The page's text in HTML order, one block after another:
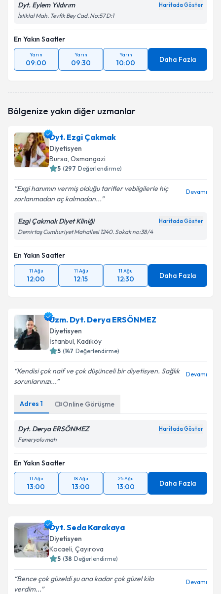
Dyt. Eylem Yıldırım Haritada Göster
İstiklal Mah. Tevfik Bey Cad. No:57 D:1
En Yakın Saatler
Yarın
09:00
Yarın
09:30
Yarın
10:00 Daha Fazla
Bölgenize yakın diğer uzmanlar
Dyt. Ezgi Çakmak
Diyetisyen
Bursa, Osmangazi
5 (297 Değerlendirme)
Exgi hanımın vermiş olduğu tarifler vebilgilerle hiç
zorlanmadan aç kalmadan...
Devamı
Ezgi Çakmak Diyet Kliniği Haritada Göster
Demirtaş Cumhuriyet Mahallesi 1240. Sokak no:38/4
En Yakın Saatler
11 Ağu
12:00
11 Ağu
12:15
11 Ağu
12:30 Daha Fazla
Uzm. Dyt. Derya ERSÖNMEZ
Diyetisyen
İstanbul, Kadıköy
5 (147 Değerlendirme)
Kendisi çok naif ve çok düşünceli bir diyetisyen. Sağlık
sorunlarınızı...
Devamı
Adres 1 Online Görüşme
Dyt. Derya ERSÖNMEZ Haritada Göster
Feneryolu mah
En Yakın Saatler
11 Ağu
13:00
18 Ağu
13:00
25 Ağu
13:00 Daha Fazla
Dyt. Seda Karakaya
Diyetisyen
Kocaeli, Çayırova
5 (38 Değerlendirme)
Bence çok güzeldi şu ana kadar çok güzel kilo
verdim...
Devamı